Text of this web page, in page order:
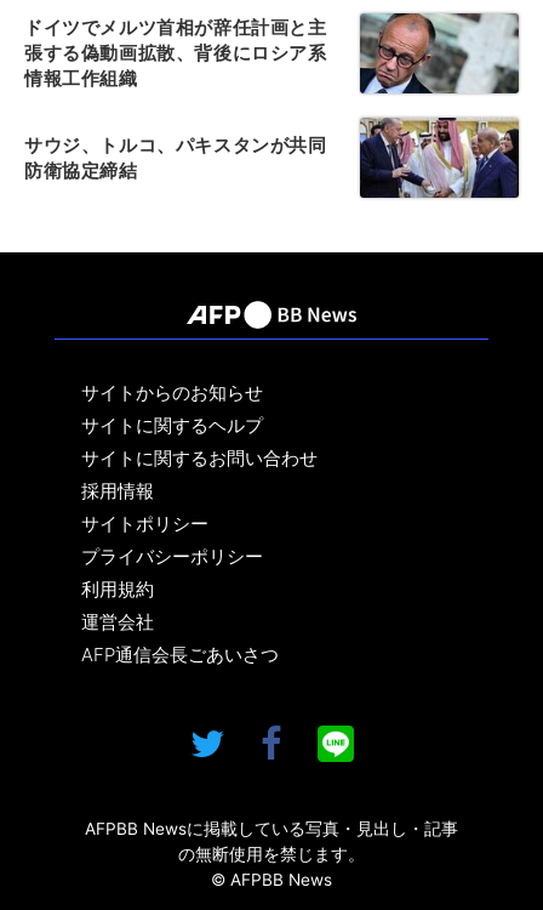
ドイツでメルツ首相が辞任計画と主
張する偽動画拡散、背後にロシア系
情報工作組織
サウジ、トルコ、パキスタンが共同
防衛協定締結
サイトからのお知らせ
サイトに関するヘルプ
サイトに関するお問い合わせ
採用情報
サイトポリシー
プライバシーポリシー
利用規約
運営会社
AFP通信会長ごあいさつ
AFPBB Newsに掲載している写真・見出し・記事
の無断使用を禁じます。
© AFPBB News